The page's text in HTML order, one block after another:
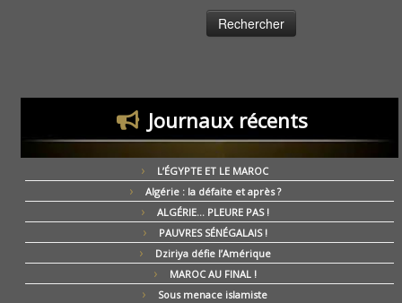
Journaux récents
L’ÉGYPTE ET LE MAROC
Algérie : la défaite et après ?
ALGÉRIE… PLEURE PAS !
PAUVRES SÉNÉGALAIS !
Dziriya défie l’Amérique
MAROC AU FINAL !
Sous menace islamiste